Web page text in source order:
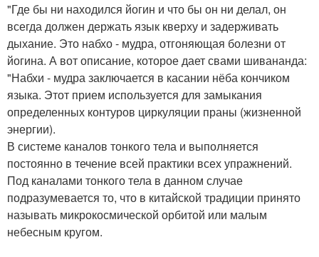
"Где бы ни находился йогин и что бы он ни делал, он
всегда должен держать язык кверху и задерживать
дыхание. Это набхо - мудра, отгоняющая болезни от
йогина. А вот описание, которое дает свами шивананда:
"Набхи - мудра заключается в касании нёба кончиком
языка. Этот прием используется для замыкания
определенных контуров циркуляции праны (жизненной
энергии).
В системе каналов тонкого тела и выполняется
постоянно в течение всей практики всех упражнений.
Под каналами тонкого тела в данном случае
подразумевается то, что в китайской традиции принято
называть микрокосмической орбитой или малым
небесным кругом.